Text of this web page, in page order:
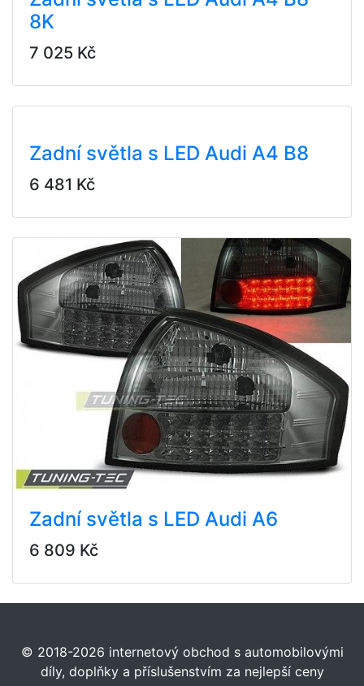
8K
7 025 Kč
Zadní světla s LED Audi A4 B8
6 481 Kč
Zadní světla s LED Audi A6
6 809 Kč
© 2018-2026 internetový obchod s automobilovými
díly, doplňky a příslušenstvím za nejlepší ceny